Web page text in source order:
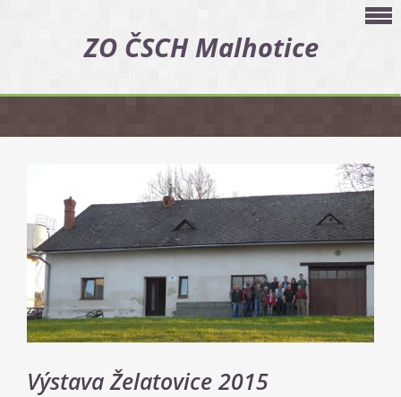
ZO ČSCH Malhotice
Výstava Želatovice 2015